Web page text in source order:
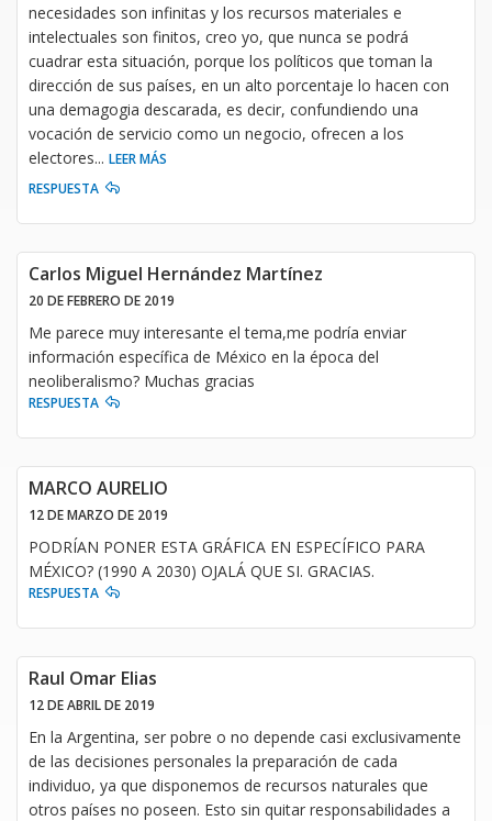
necesidades son infinitas y los recursos materiales e
intelectuales son finitos, creo yo, que nunca se podrá
cuadrar esta situación, porque los políticos que toman la
dirección de sus países, en un alto porcentaje lo hacen con
una demagogia descarada, es decir, confundiendo una
vocación de servicio como un negocio, ofrecen a los
electores... LEER MÁS
RESPUESTA
Carlos Miguel Hernández Martínez
20 DE FEBRERO DE 2019
Me parece muy interesante el tema,me podría enviar
información específica de México en la época del
neoliberalismo? Muchas gracias
RESPUESTA
MARCO AURELIO
12 DE MARZO DE 2019
PODRÍAN PONER ESTA GRÁFICA EN ESPECÍFICO PARA
MÉXICO? (1990 A 2030) OJALÁ QUE SI. GRACIAS.
RESPUESTA
Raul Omar Elias
12 DE ABRIL DE 2019
En la Argentina, ser pobre o no depende casi exclusivamente
de las decisiones personales la preparación de cada
individuo, ya que disponemos de recursos naturales que
otros países no poseen. Esto sin quitar responsabilidades a